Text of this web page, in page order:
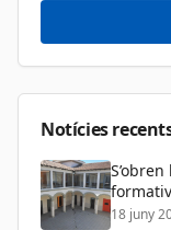
Diversitat
Dona
Notícies
de
18 juny